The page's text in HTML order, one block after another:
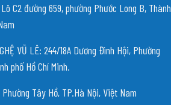
Lô C2 đường 659, phường Phước Long B, Thành
VŨ LÊ: 244/18A Dương Đình Hội, Phường
phố Hồ Chí Minh.
Phường Tây Hồ, TP.Hà Nội, Việt Nam